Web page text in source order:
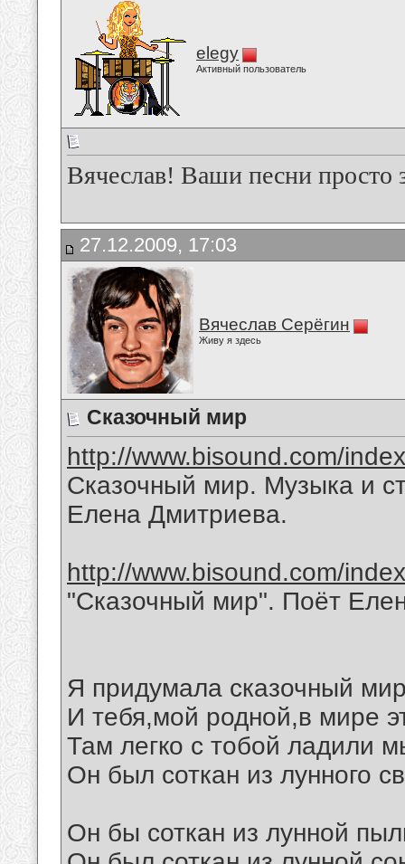
elegy
Активный пользователь
Вячеслав! Ваши песни просто
27.12.2009, 17:03
Вячеслав Серёгин
Живу я здесь
Сказочный мир
http://www.bisound.com/
Сказочный мир. Музыка и
Елена Дмитриева.
http://www.bisound.com/
"Сказочный мир". Поёт
Я придумала сказочный
И тебя,мой родной,в мире
Там легко с тобой ладили
Он был соткан из лунного
Он бы соткан из лунной